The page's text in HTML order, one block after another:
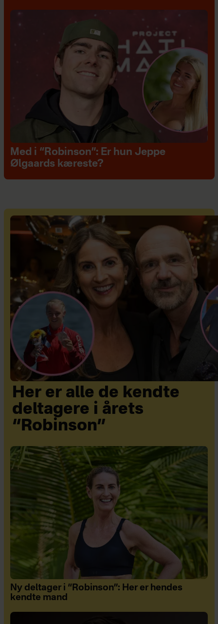
Med i “Robinson”: Er hun Jeppe
Ølgaards kæreste?
Her er alle de kendte
deltagere i årets
“Robinson”
Ny deltager i “Robinson”: Her er hendes
kendte mand